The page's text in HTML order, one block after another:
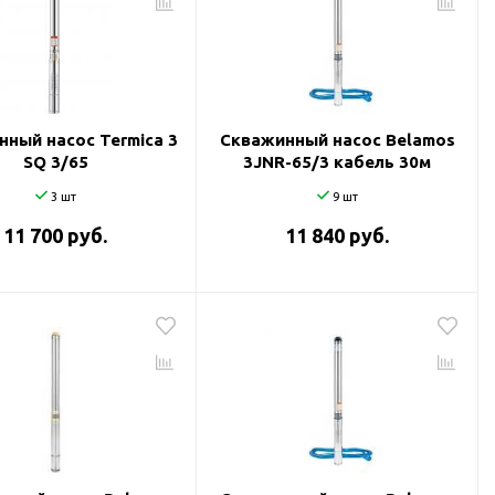
насос Termica 3
SQ 3/65
3 шт
11 700 руб.
Скважинный насос Belamos
3JNR-65/3 кабель 30м
9 шт
11 840 руб.